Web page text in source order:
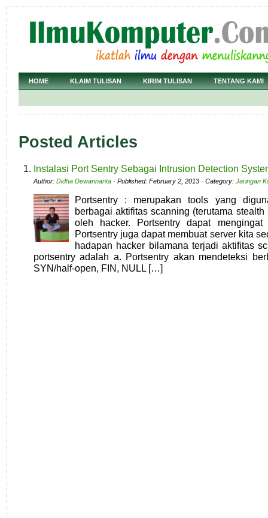
HOME KLAIM TULISAN KIRIM TULISAN TENTANG KAMI
Posted Articles
Instalasi Port Sentry Sebagai Intrusion Detection
Author: Didha Dewannanta · Published: February 2, 2013 · Category: Jaringan
Portsentry : merupakan tools yang
berbagai aktifitas scanning (terutama
oleh hacker. Portsentry dapat
Portsentry juga dapat membuat server kita
hadapan hacker bilamana terjadi aktifitas
portsentry adalah a. Portsentry akan mendeteksi
SYN/half-open, FIN, NULL […]